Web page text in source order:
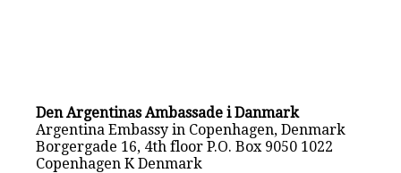
Den Argentinas Ambassade i Danmark
Argentina Embassy in Copenhagen, Denmark
Borgergade 16, 4th floor P.O. Box 9050 1022
Copenhagen K Denmark